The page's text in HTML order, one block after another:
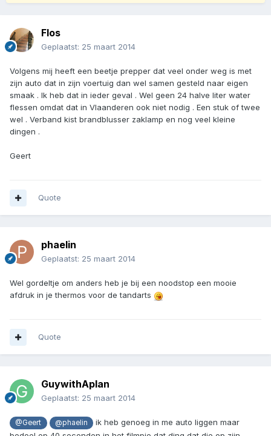
Flos
Geplaatst: 25 maart 2014
Volgens mij heeft een beetje prepper dat veel onder weg is met
zijn auto dat in zijn voertuig dan wel samen gesteld naar eigen
smaak . Ik heb dat in ieder geval . Wel geen 24 halve liter water
flessen omdat dat in Vlaanderen ook niet nodig . Een stuk of twee
wel . Verband kist brandblusser zaklamp en nog veel kleine
dingen .
Geert
Quote
phaelin
Geplaatst: 25 maart 2014
Wel gordeltje om anders heb je bij een noodstop een mooie
afdruk in je thermos voor de tandarts
Quote
GuywithAplan
Geplaatst: 25 maart 2014
@Geert @phaelin
ik heb genoeg in me auto liggen maar